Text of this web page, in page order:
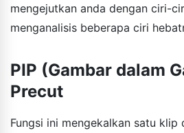
mengejutkan anda dengan ciri-
menganalisis beberapa ciri
PIP (Gambar dalam
Precut
Fungsi ini mengekalkan satu klip